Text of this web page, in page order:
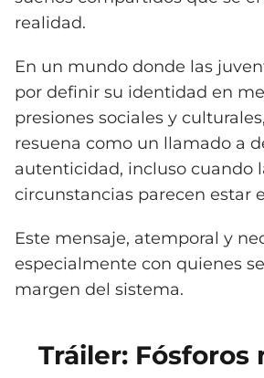
realidad.
En un mundo donde las
por definir su identidad en
presiones sociales y
resuena como un llamado a
autenticidad, incluso cuando
circunstancias parecen estar
Este mensaje, atemporal y
especialmente con quienes
margen del sistema.
Tráiler: Fósforos